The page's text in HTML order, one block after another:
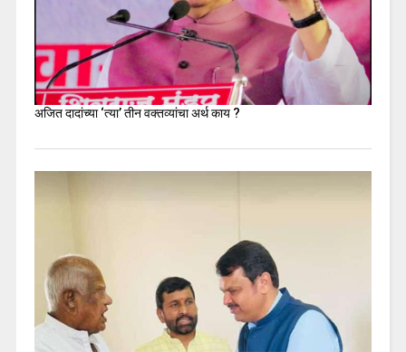
अजित दादांच्या ‘त्या’ तीन वक्तव्यांचा अर्थ काय ?